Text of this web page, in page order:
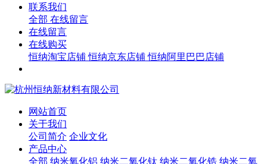
联系我们
全部 在线留言
在线留言
在线购买
恒纳淘宝店铺 恒纳京东店铺 恒纳阿里巴巴店铺
网站首页
关于我们
公司简介 企业文化
产品中心
全部 纳米氧化铝 纳米二氧化钛 纳米二氧化锆 纳米二氧